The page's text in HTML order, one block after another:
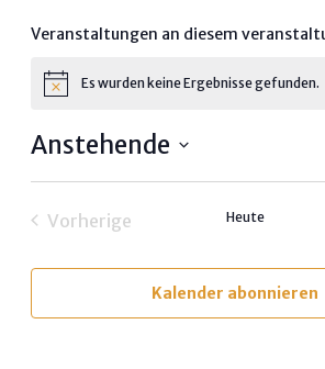
Veranstaltungen an diesem
HinweisEs wurden keine Ergebnisse gefunden.
Anstehende
Vorherige
Heute
Kalender abonnieren